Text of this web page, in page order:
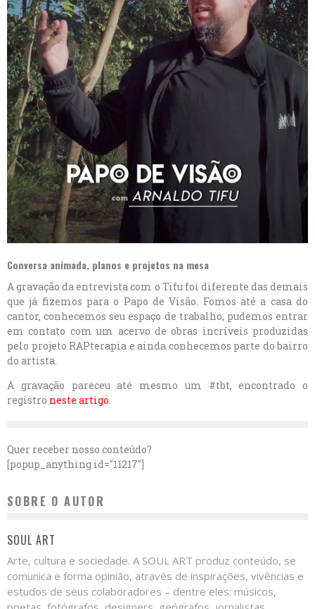
Conversa animada, planos e projetos na mesa
A gravação da entrevista com o Tifu foi diferente das demais
que já fizemos para o Papo de Visão. Fomos até a casa do
cantor, conhecemos seu espaço de trabalho, pudemos entrar
em contato com um acervo de obras incríveis produzidas
pelo projeto RAPterapia e ainda conhecemos parte do bairro
do artista.
A gravação pareceu até mesmo um #tbt, encontrado o
registro neste artigo.
Quer receber nosso conteúdo?
[popup_anything id="11217"]
SOBRE O AUTOR
SOUL ART
Arte, cultura e sociedade. A SOUL ART produz conteúdo, se
comunica e forma opinião, através de inspirações, vivências e
estudos de seus colaboradores – dentre eles: músicos,